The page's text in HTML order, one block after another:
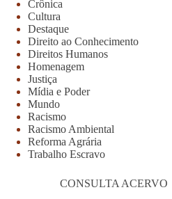
Crônica
Cultura
Destaque
Direito ao Conhecimento
Direitos Humanos
Homenagem
Justiça
Mídia e Poder
Mundo
Racismo
Racismo Ambiental
Reforma Agrária
Trabalho Escravo
CONSULTA ACERVO